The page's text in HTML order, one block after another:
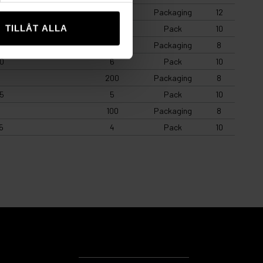
TILLÅT ALLA
200 Packaging
12
Pack
10
200 Packaging
8
6 Pack
10
200 Packaging
8
5 Pack
10
100 Packaging
8
4 Pack
10